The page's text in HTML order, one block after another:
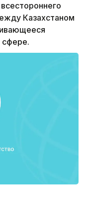
Казахстаном
сфере.